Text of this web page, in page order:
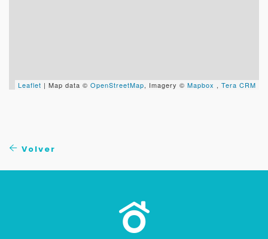
Leaflet | Map data © OpenStreetMap, Imagery © Mapbox , Tera CRM
Volver